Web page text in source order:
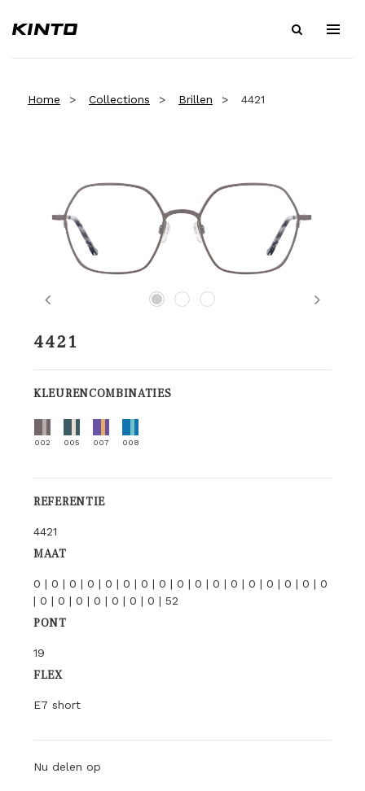
Home Collections Brillen 4421
Previous Next
4421
KLEURENCOMBINATIES
002 005 007 008
REFERENTIE
4421
MAAT
0 | 0 | 0 | 0 | 0 | 0 | 0 | 0 | 0 | 0 | 0 | 0 | 0 | 0 | 0 | 0 | 0
| 0 | 0 | 0 | 0 | 0 | 0 | 0 | 52
PONT
19
FLEX
E7 short
Nu delen op